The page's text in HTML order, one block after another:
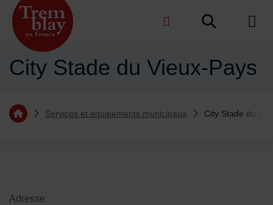
Menu de raccourcis
Accueil ville de Tremblay-en-France de
City Stade du Vieux-Pays
Vous êtes ici :
Retourner à l'accueil
Services et équipements municipaux City Stade du
Contenu de la fiche d'annuaire
Adresse